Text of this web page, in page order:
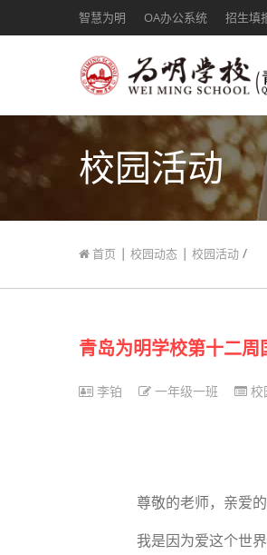
智慧为明 OA办公系统 招生填
校园活动
首页 | 校园动态 | 校园活动 /
青岛为明学校第十二周
李铂 一年级一班 校
尊敬的老师，亲爱的
我是因为爱这个世